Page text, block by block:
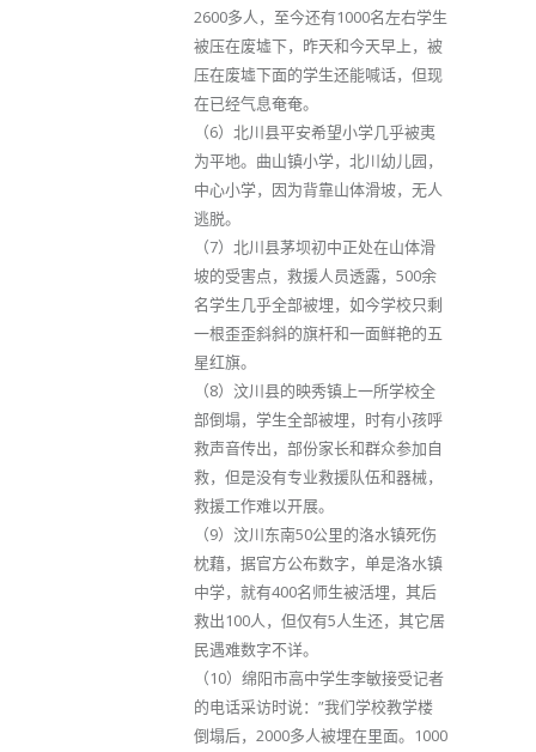
2600多人，至今还有1000名左右学生
被压在废墟下，昨天和今天早上，被
压在废墟下面的学生还能喊话，但现
在已经气息奄奄。
（6）北川县平安希望小学几乎被夷
为平地。曲山镇小学，北川幼儿园，
中心小学，因为背靠山体滑坡，无人
逃脱。
（7）北川县茅坝初中正处在山体滑
坡的受害点，救援人员透露，500余
名学生几乎全部被埋，如今学校只剩
一根歪歪斜斜的旗杆和一面鲜艳的五
星红旗。
（8）汶川县的映秀镇上一所学校全
部倒塌，学生全部被埋，时有小孩呼
救声音传出，部份家长和群众参加自
救，但是没有专业救援队伍和器械，
救援工作难以开展。
（9）汶川东南50公里的洛水镇死伤
枕藉，据官方公布数字，单是洛水镇
中学，就有400名师生被活埋，其后
救出100人，但仅有5人生还，其它居
民遇难数字不详。
（10）绵阳市高中学生李敏接受记者
的电话采访时说：”我们学校教学楼
倒塌后，2000多人被埋在里面。1000